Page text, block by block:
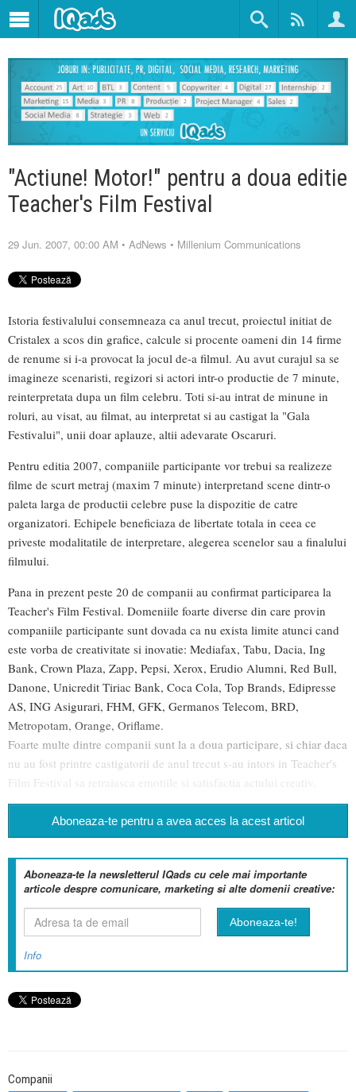
"Actiune! Motor!" pentru a doua editie
Teacher's Film Festival
29 Jun. 2007, 00:00 AM • AdNews • Millenium Communications
Istoria festivalului consemneaza ca anul trecut, proiectul initiat de
Cristalex a scos din grafice, calcule si procente oameni din 14 firme
de renume si i-a provocat la jocul de-a filmul. Au avut curajul sa se
imagineze scenaristi, regizori si actori intr-o productie de 7 minute,
reinterpretata dupa un film celebru. Toti si-au intrat de minune in
roluri, au visat, au filmat, au interpretat si au castigat la "Gala
Festivalui", unii doar aplauze, altii adevarate Oscaruri.
Pentru editia 2007, companiile participante vor trebui sa realizeze
filme de scurt metraj (maxim 7 minute) interpretand scene dintr-o
paleta larga de productii celebre puse la dispozitie de catre
organizatori. Echipele beneficiaza de libertate totala in ceea ce
priveste modalitatile de interpretare, alegerea scenelor sau a finalului
filmului.
Pana in prezent peste 20 de companii au confirmat participarea la
Teacher's Film Festival. Domeniile foarte diverse din care provin
companiile participante sunt dovada ca nu exista limite atunci cand
este vorba de creativitate si inovatie: Mediafax, Tabu, Dacia, Ing
Bank, Crown Plaza, Zapp, Pepsi, Xerox, Erudio Alumni, Red Bull,
Danone, Unicredit Tiriac Bank, Coca Cola, Top Brands, Edipresse
AS, ING Asigurari, FHM, GFK, Germanos Telecom, BRD,
Metropotam, Orange, Oriflame.
Foarte multe dintre companii sunt la a doua participare, si chiar daca
nu au fost printre castigatorii de anul trecut s-au intors in Teacher's
Film Festival sa retraiasca emotiile si satisfactia actului creativ.
Aboneaza-te pentru a avea acces la acest articol
Aboneaza-te la newsletterul IQads cu cele mai importante
articole despre comunicare, marketing si alte domenii creative:
Info
Companii